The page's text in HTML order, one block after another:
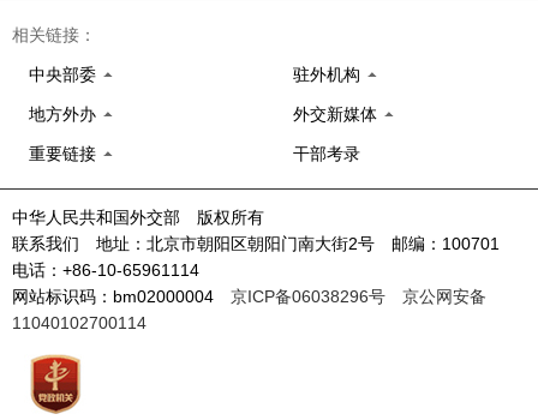
相关链接：
中央部委 驻外机构
地方外办 外交新媒体
重要链接 干部考录
中华人民共和国外交部 版权所有
联系我们 地址：北京市朝阳区朝阳门南大街2号 邮编：100701
电话：+86-10-65961114
网站标识码：bm02000004 京ICP备06038296号
京公网安备
11040102700114